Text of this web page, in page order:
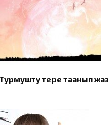
терең таанып